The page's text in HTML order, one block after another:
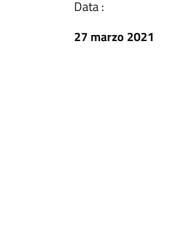
Data :
27 marzo 2021